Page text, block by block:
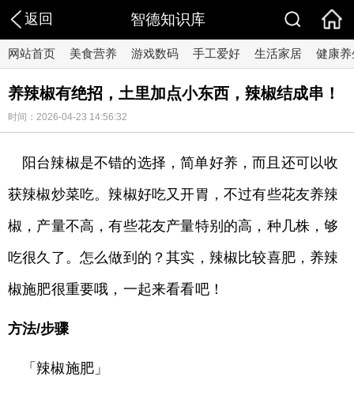
返回 智德知识库
网站首页 美食营养 游戏数码 手工爱好 生活家居 健康养
养辣椒有绝招，土里加点小东西，辣椒结成串！
时间：2026-04-23 14:56:32
阳台辣椒是不错的选择，简单好养，而且还可以收
获辣椒炒菜吃。辣椒好吃又开胃，不过有些花友养辣
椒，产量不高，有些花友产量特别的高，种几株，够
吃很久了。怎么做到的？其实，辣椒比较喜肥，养辣
椒施肥很重要哦，一起来看看吧！
方法/步骤
「辣椒施肥」